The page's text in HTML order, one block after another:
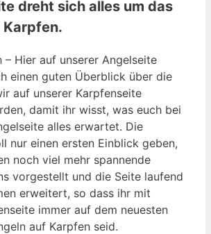
dreht sich alles um das
Karpfen.
– Hier auf unserer Angelseite
einen guten Überblick über die
auf unserer Karpfenseite
damit ihr wisst, was euch bei
alles erwartet. Die
nur einen ersten Einblick geben,
noch viel mehr spannende
vorgestellt und die Seite laufend
erweitert, so dass ihr mit
immer auf dem neuesten
auf Karpfen seid.